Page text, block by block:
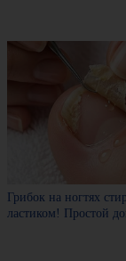
Грибок на ногтях
ластиком! Простой